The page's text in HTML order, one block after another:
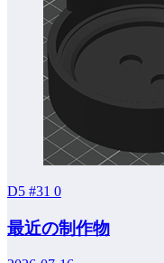
D5 #31 0
最近の制作物